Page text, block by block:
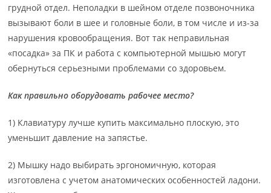
грудной отдел. Неполадки в шейном отделе позвоночника
вызывают боли в шее и головные боли, в том числе и из-за
нарушения кровообращения. Вот так неправильная
«посадка» за ПК и работа с компьютерной мышью могут
обернуться серьезными проблемами со здоровьем.
Как правильно оборудовать рабочее место?
1) Клавиатуру лучше купить максимально плоскую, это
уменьшит давление на запястье.
2) Мышку надо выбирать эргономичную, которая
изготовлена с учетом анатомических особенностей ладони.